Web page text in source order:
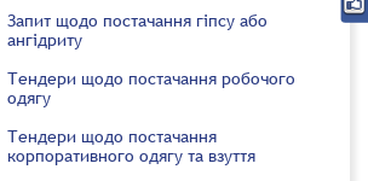
Запит щодо постачання гіпсу або
ангідриту
Тендери щодо постачання робочого
одягу
Тендери щодо постачання
корпоративного одягу та взуття